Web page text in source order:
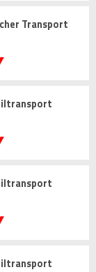
Transport